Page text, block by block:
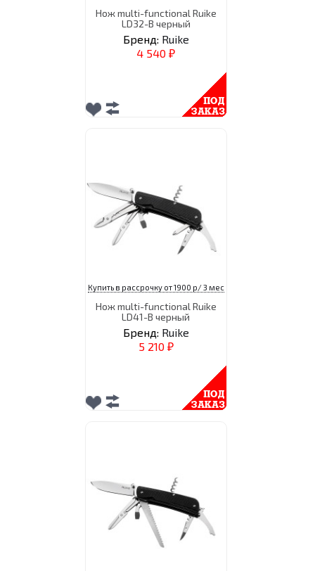
Нож multi-functional Ruike
LD32-B черный
Бренд: Ruike
4 540 ₽
Купить в рассрочку от 1900 р/ 3 мес
Нож multi-functional Ruike
LD41-B черный
Бренд: Ruike
5 210 ₽